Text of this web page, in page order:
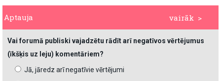
vairāk >
Aptauja
Vai forumā publiski vajadzētu rādīt arī negatīvos vērtējumus
(īkšķis uz leju) komentāriem?
Jā, jāredz arī negatīvie vērtējumi